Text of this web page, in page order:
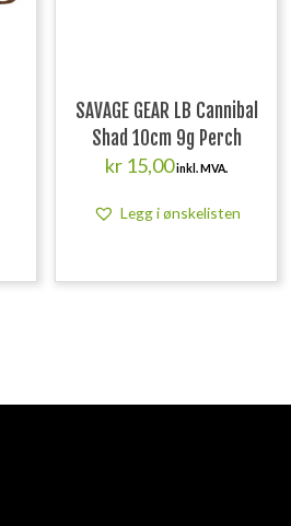
SAVAGE GEAR LB Cannibal
Shad 10cm 9g Perch
kr 15,00inkl. MVA.
Legg i ønskelisten